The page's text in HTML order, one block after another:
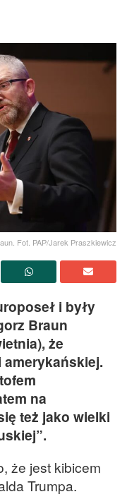
Fot. PAP/Jarek Praszkiewicz
i były
Braun
że
na
też jako wielki
że jest kibicem
Trumpa.